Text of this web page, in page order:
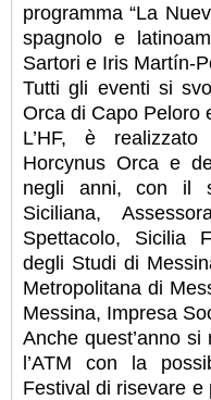
programma “La
spagnolo e
Sartori e Iris Martín-
Tutti gli eventi si
Orca di Capo Peloro
L’HF, è
Horcynus Orca e
negli anni, con il
Siciliana,
Spettacolo, Sicilia
degli Studi di
Metropolitana di
Messina, Impresa
Anche quest’anno
l’ATM con la
Festival di risevare